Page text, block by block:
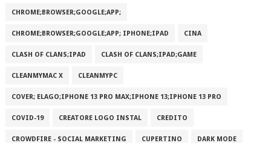
CHROME;BROWSER;GOOGLE;APP;
CHROME;BROWSER;GOOGLE;APP; IPHONE;IPAD CINA
CLASH OF CLANS;IPAD CLASH OF CLANS;IPAD;GAME
CLEANMYMAC X CLEANMYPC
COVER; ELAGO;IPHONE 13 PRO MAX;IPHONE 13;IPHONE 13 PRO
COVID-19 CREATORE LOGO INSTAL CREDITO
CROWDFIRE - SOCIAL MARKETING CUPERTINO DARK MODE